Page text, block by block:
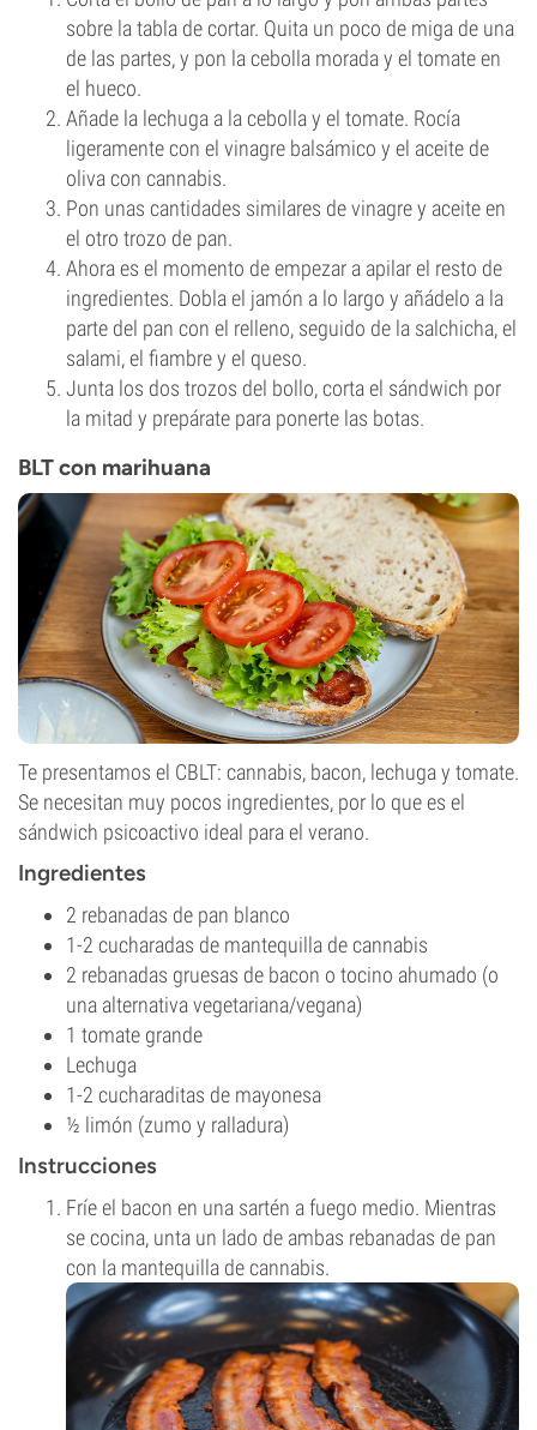
sobre la tabla de cortar. Quita un poco de miga de una
de las partes, y pon la cebolla morada y el tomate en
el hueco.
Añade la lechuga a la cebolla y el tomate. Rocía
ligeramente con el vinagre balsámico y el aceite de
oliva con cannabis.
Pon unas cantidades similares de vinagre y aceite en
el otro trozo de pan.
Ahora es el momento de empezar a apilar el resto de
ingredientes. Dobla el jamón a lo largo y añádelo a la
parte del pan con el relleno, seguido de la salchicha, el
salami, el fiambre y el queso.
Junta los dos trozos del bollo, corta el sándwich por
la mitad y prepárate para ponerte las botas.
BLT con marihuana
Te presentamos el CBLT: cannabis, bacon, lechuga y tomate.
Se necesitan muy pocos ingredientes, por lo que es el
sándwich psicoactivo ideal para el verano.
Ingredientes
2 rebanadas de pan blanco
1-2 cucharadas de mantequilla de cannabis
2 rebanadas gruesas de bacon o tocino ahumado (o
una alternativa vegetariana/vegana)
1 tomate grande
Lechuga
1-2 cucharaditas de mayonesa
½ limón (zumo y ralladura)
Instrucciones
Fríe el bacon en una sartén a fuego medio. Mientras
se cocina, unta un lado de ambas rebanadas de pan
con la mantequilla de cannabis.